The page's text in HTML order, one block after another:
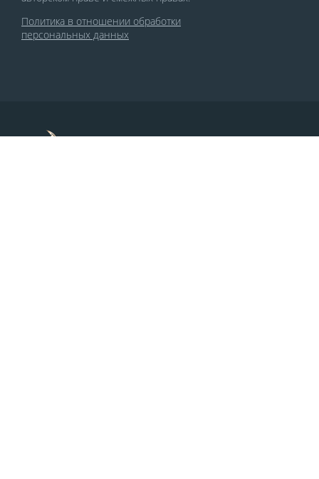
Политика в отношении обработки
персональных данных